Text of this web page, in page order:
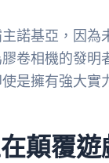
諾基亞，因
卷相機的發
是擁有強大實
顛覆